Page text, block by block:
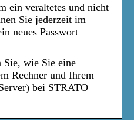
ein veraltetes und nicht
Sie jederzeit im
neues Passwort
wie Sie eine
Rechner und Ihrem
bei STRATO